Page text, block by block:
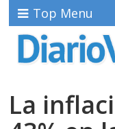
Top Menu
La